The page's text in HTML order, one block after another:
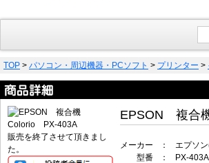
TOP > パソコン・周辺機器・PCソフト > プリンター >
販売を終了させて頂きまし
た。
EPSON 複
メーカー ：
エプソ
型番
： PX-403A